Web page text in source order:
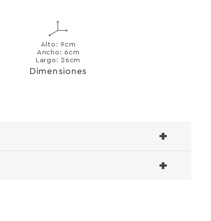
Alto: 9cm
Ancho: 6cm
Largo: 26cm
Dimensiones
+
+